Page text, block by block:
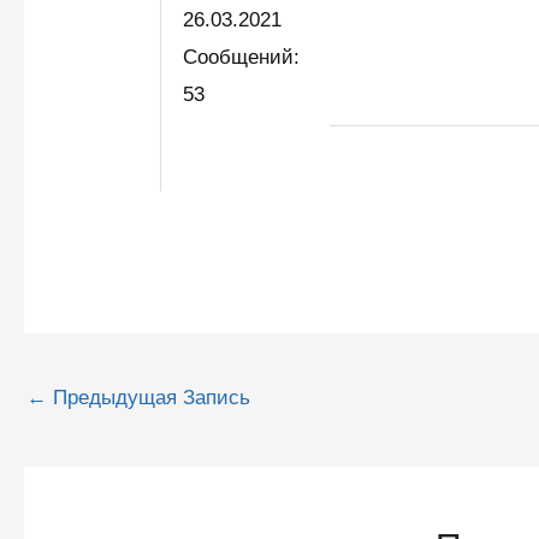
26.03.2021
Сообщений:
53
Навигация
← Предыдущая Запись